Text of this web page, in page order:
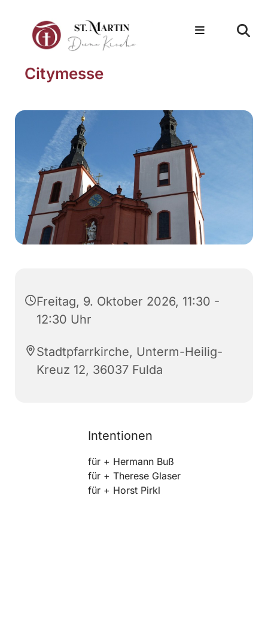
Citymesse
Freitag, 9. Oktober 2026, 11:30 -
12:30 Uhr
Stadtpfarrkirche, Unterm-Heilig-
Kreuz 12, 36037 Fulda
Intentionen
für + Hermann Buß
für + Therese Glaser
für + Horst Pirkl